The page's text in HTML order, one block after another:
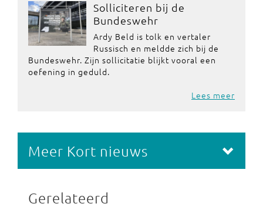
Solliciteren bij de
Bundeswehr
Ardy Beld is tolk en vertaler
Russisch en meldde zich bij de
Bundeswehr. Zijn sollicitatie blijkt vooral een
oefening in geduld.
Lees meer
Meer Kort nieuws
Gerelateerd